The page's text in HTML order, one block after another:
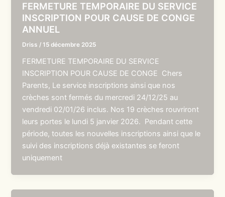
FERMETURE TEMPORAIRE DU SERVICE
INSCRIPTION POUR CAUSE DE CONGE
ANNUEL
Driss /15 décembre 2025
FERMETURE TEMPORAIRE DU SERVICE
INSCRIPTION POUR CAUSE DE CONGE Chers
Parents, Le service inscriptions ainsi que nos
crèches sont fermés du mercredi 24/12/25 au
vendredi 02/01/26 inclus. Nos 19 crèches rouvriront
leurs portes le lundi 5 janvier 2026. Pendant cette
période, toutes les nouvelles inscriptions ainsi que le
suivi des inscriptions déjà existantes se feront
uniquement